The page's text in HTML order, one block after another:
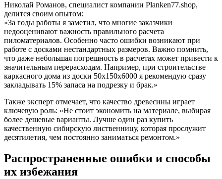
Николай Романов, специалист компании Planken77.shop,
делится своим опытом:
«За годы работы я заметил, что многие заказчики
недооценивают важность правильного расчета
пиломатериалов. Особенно часто ошибки возникают при
работе с досками нестандартных размеров. Важно помнить,
что даже небольшая погрешность в расчетах может привести к
значительным перерасходам. Например, при строительстве
каркасного дома из доски 50х150х6000 я рекомендую сразу
закладывать 15% запаса на подрезку и брак.»
Также эксперт отмечает, что качество древесины играет
ключевую роль: «Не стоит экономить на материале, выбирая
более дешевые варианты. Лучше один раз купить
качественную сибирскую лиственницу, которая прослужит
десятилетия, чем постоянно заниматься ремонтом.»
Распространенные ошибки и способы
их избежания